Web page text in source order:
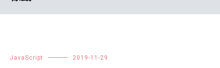
JavaScript 2019-11-29